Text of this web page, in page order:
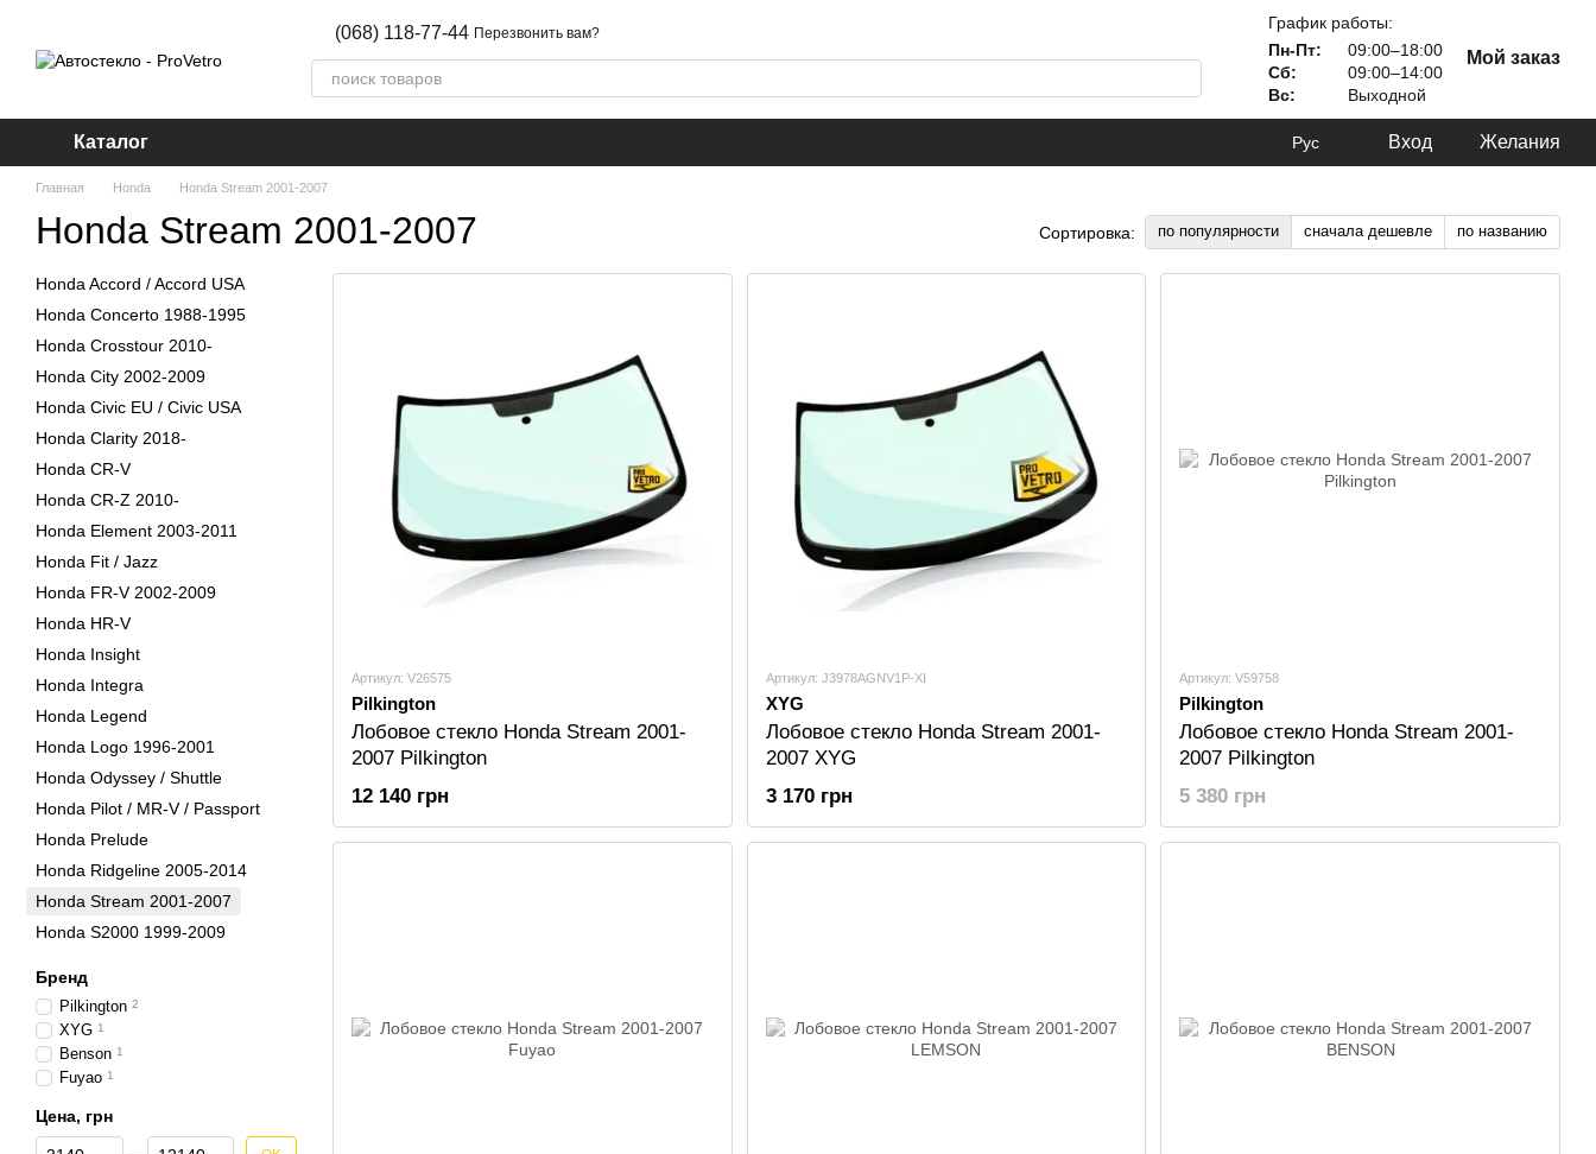
(068) 118-77-44 Перезвонить вам?
График работы:
Пн-Пт:
09:00–18:00
Сб:
09:00–14:00
Вс:
Выходной
Мой заказ
Каталог Рус Вход Желания
Главная Honda Honda Stream 2001-2007
Honda Stream 2001-2007 Сортировка: по популярности сначала дешевле по названию
Артикул: V26575
Pilkington
Лобовое стекло Honda Stream 2001-
2007 Pilkington
12 140 грн
Артикул: J3978AGNV1P-XI
XYG
Лобовое стекло Honda Stream 2001-
2007 XYG
3 170 грн
Артикул: V59758
Pilkington
Лобовое стекло Honda Stream 2001-
2007 Pilkington
5 380 грн
Honda Accord / Accord USA
Honda Concerto 1988-1995
Honda Crosstour 2010-
Honda City 2002-2009
Honda Civic EU / Civic USA
Honda Clarity 2018-
Honda CR-V
Honda CR-Z 2010-
Honda Element 2003-2011
Honda Fit / Jazz
Honda FR-V 2002-2009
Honda HR-V
Honda Insight
Honda Integra
Honda Legend
Honda Logo 1996-2001
Honda Odyssey / Shuttle
Honda Pilot / MR-V / Passport
Honda Prelude
Honda Ridgeline 2005-2014
Honda Stream 2001-2007
Honda S2000 1999-2009
Бренд
Pilkington 2
XYG 1
Benson 1
Fuyao 1
Цена, грн
От Цена, грн
До Цена, грн